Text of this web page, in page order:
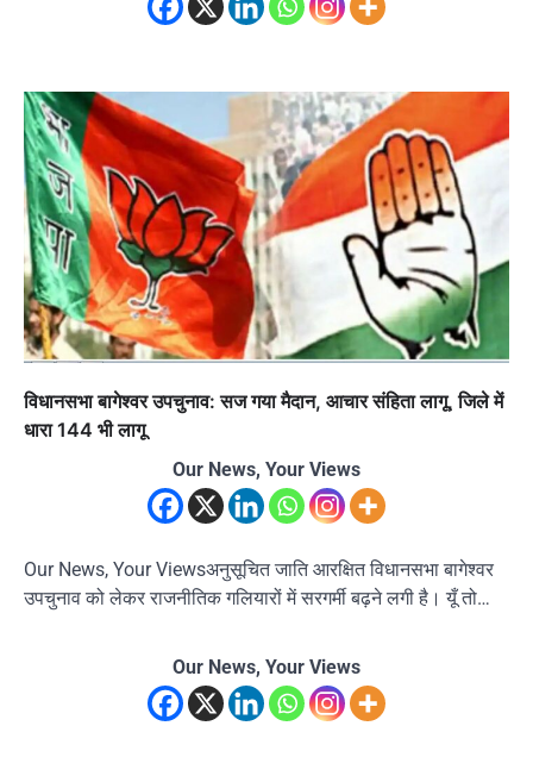
विधानसभा बागेश्वर उपचुनाव: सज गया मैदान, आचार संहिता लागू, जिले में
धारा 144 भी लागू
Our News, Your Views
Our News, Your Viewsअनुसूचित जाति आरक्षित विधानसभा बागेश्वर
उपचुनाव को लेकर राजनीतिक गलियारों में सरगर्मी बढ़ने लगी है। यूँ तो…
Our News, Your Views